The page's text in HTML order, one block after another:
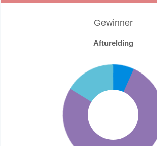
Gewinner
Afturelding